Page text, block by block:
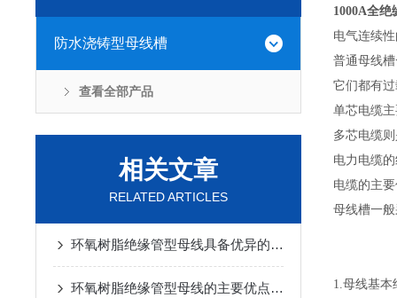
防水浇铸型母线槽
查看全部产品
相关文章
RELATED ARTICLES
环氧树脂绝缘管型母线具备优异的电气绝缘性能
环氧树脂绝缘管型母线的主要优点是绝缘性能
1000A全
电气连续
普通母线
它们都有
单芯电缆
多芯电缆
电力电缆
电缆的主
母线槽一
1.母线基本